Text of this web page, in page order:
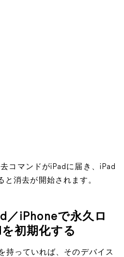
コマンドがiPadに届き、iPad
と消去が開始されます。
／iPhoneで永久ロ
初期化する
持っていれば、そのデバイス